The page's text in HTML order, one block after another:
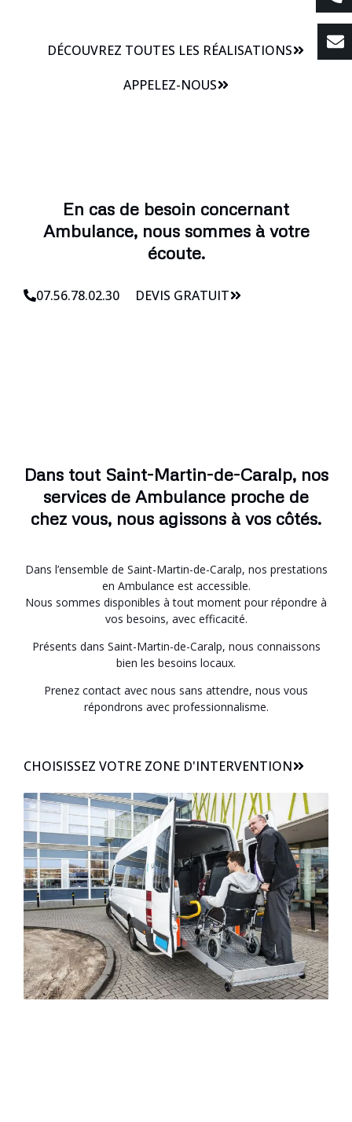
DÉCOUVREZ TOUTES LES RÉALISATIONS
APPELEZ-NOUS
En cas de besoin concernant
Ambulance, nous sommes à votre
écoute.
07.56.78.02.30 DEVIS GRATUIT
Dans tout Saint-Martin-de-Caralp, nos
services de Ambulance proche de
chez vous, nous agissons à vos côtés.
Dans l’ensemble de Saint-Martin-de-Caralp, nos prestations
en Ambulance est accessible.
Nous sommes disponibles à tout moment pour répondre à
vos besoins, avec efficacité.
Présents dans Saint-Martin-de-Caralp, nous connaissons
bien les besoins locaux.
Prenez contact avec nous sans attendre, nous vous
répondrons avec professionnalisme.
CHOISISSEZ VOTRE ZONE D'INTERVENTION